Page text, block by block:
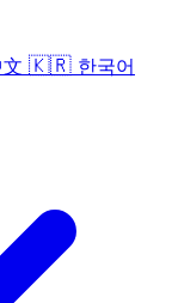
🇰🇷 한국어